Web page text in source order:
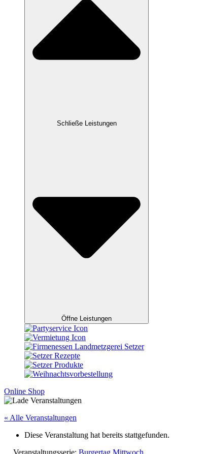
Schließe Leistungen
Öffne Leistungen
Online Shop
« Alle Veranstaltungen
Diese Veranstaltung hat bereits stattgefunden.